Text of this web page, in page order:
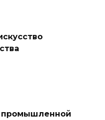
промышленной